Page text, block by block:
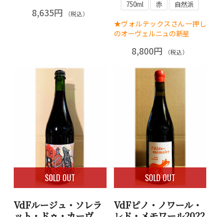
8,635円 （税込）
750ml 赤 自然派
★ヴォルテックスさん一押し
のオーヴェルニュの新星
8,800円 （税込）
SOLD OUT
VdFルージュ・ソレラ
SOLD OUT
VdFピノ・ノワール・